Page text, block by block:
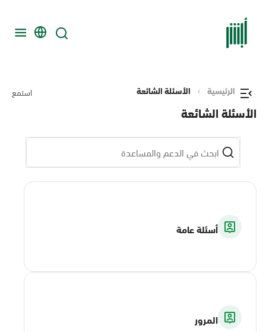
الرئيسية الأسئلة الشائعة استمع
الأسئلة الشائعة
أسئلة عامة
المرور